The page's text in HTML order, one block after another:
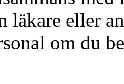
läkare eller
om du